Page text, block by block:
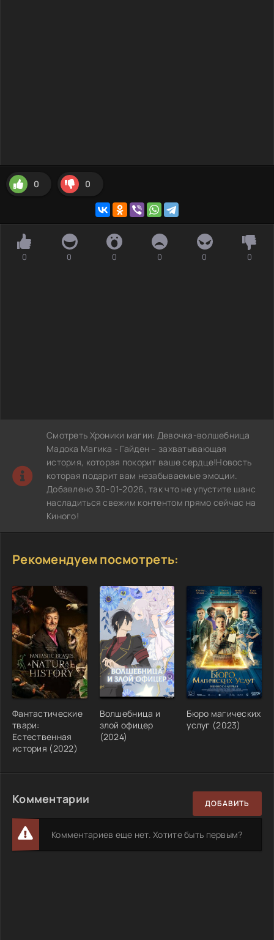
0 0
0 0 0 0 0 0
Смотреть Хроники магии: Девочка-волшебница
Мадока Магика - Гайден – захватывающая
история, которая покорит ваше сердце!Новость
которая подарит вам незабываемые эмоции.
Добавлено 30-01-2026, так что не упустите шанс
насладиться свежим контентом прямо сейчас на
Киного!
Рекомендуем посмотреть:
Фантастические
твари:
Естественная
история (2022)
Волшебница и
злой офицер
(2024)
Бюро магических
услуг (2023)
Комментарии ДОБАВИТЬ
Комментариев еще нет. Хотите быть первым?